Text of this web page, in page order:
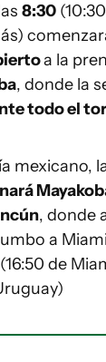
8:30
a la
, donde la
todo el
mexicano,
, donde
a
(16:50 de